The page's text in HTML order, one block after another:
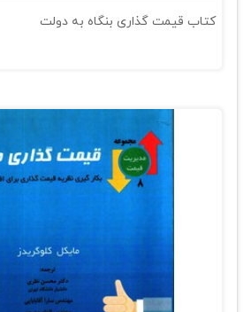
کتاب قیمت گذاری بنگاه به دولت